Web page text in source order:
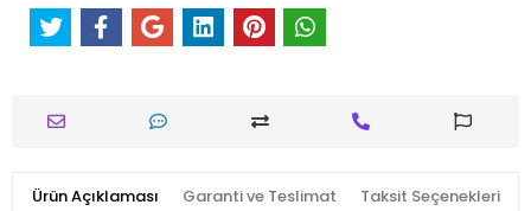
Ürün Açıklaması Garanti ve Teslimat Taksit Seçenekleri